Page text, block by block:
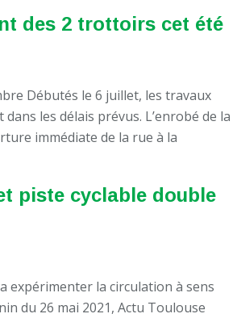
des 2 trottoirs cet été
Débutés le 6 juillet, les travaux
les délais prévus. L’enrobé de la
immédiate de la rue à la
piste cyclable double
expérimenter la circulation à sens
du 26 mai 2021, Actu Toulouse